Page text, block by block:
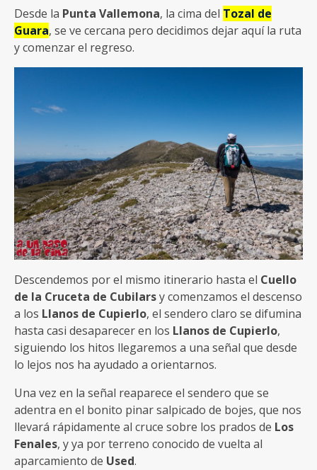
Desde la Punta Vallemona, la cima del Tozal de
Guara, se ve cercana pero decidimos dejar aquí la ruta
y comenzar el regreso.
Descendemos por el mismo itinerario hasta el Cuello
de la Cruceta de Cubilarsy comenzamos el descenso
a los Llanos de Cupierlo, el sendero claro se difumina
hasta casi desaparecer en los Llanos de Cupierlo,
siguiendo los hitos llegaremos a una señal que desde
lo lejos nos ha ayudado a orientarnos.
Una vez en la señal reaparece el sendero que se
adentra en el bonito pinar salpicado de bojes, que nos
llevará rápidamente al cruce sobre los prados de Los
Fenales, y ya por terreno conocido de vuelta al
aparcamiento de Used.